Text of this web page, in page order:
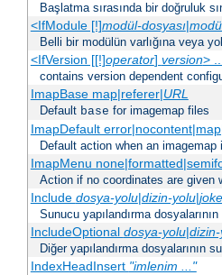
Başlatma sırasında bir doğruluk
<IfModule [!]modül-dosyası|
Belli bir modülün varlığına veya
<IfVersion [[!]operator] version>
contains version dependent
ImapBase map|referer|URL
Default base for imagemap files
ImapDefault
Default action when an
ImapMenu
Action if no coordinates are given
Include dosya-yolu|dizin-yolu|
Sunucu yapılandırma
IncludeOptional dosya-yolu|
Diğer yapılandırma dosyalarının
IndexHeadInsert "imlenim ..."